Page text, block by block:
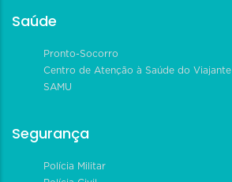
Saúde
Pronto-Socorro
Centro de Atenção à Saúde do Viajante
SAMU
Segurança
Polícia Militar